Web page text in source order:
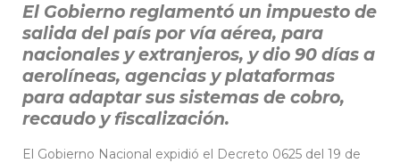
El Gobierno reglamentó un impuesto de
salida del país por vía aérea, para
nacionales y extranjeros, y dio 90 días a
aerolíneas, agencias y plataformas
para adaptar sus sistemas de cobro,
recaudo y fiscalización.
El Gobierno Nacional expidió el Decreto 0625 del 19 de